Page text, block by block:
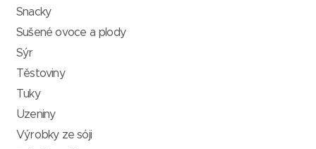
Snacky
Sušené ovoce a plody
Sýr
Těstoviny
Tuky
Uzeniny
Výrobky ze sóji